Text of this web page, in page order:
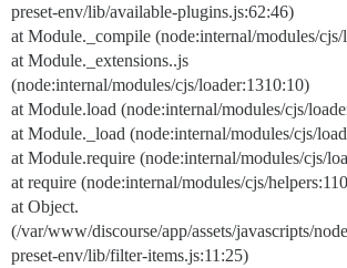
preset-env/lib/available-plugins.js:62:46)
at Module._compile (node:internal/modules/
at Module._extensions..js
(node:internal/modules/cjs/loader:1310:10)
at Module.load (node:internal/modules/cjs/
at Module._load (node:internal/modules/cjs/
at Module.require (node:internal/modules/cjs/
at require (node:internal/modules/cjs/
at Object.
(/var/www/discourse/app/assets/javascripts/
preset-env/lib/filter-items.js:11:25)